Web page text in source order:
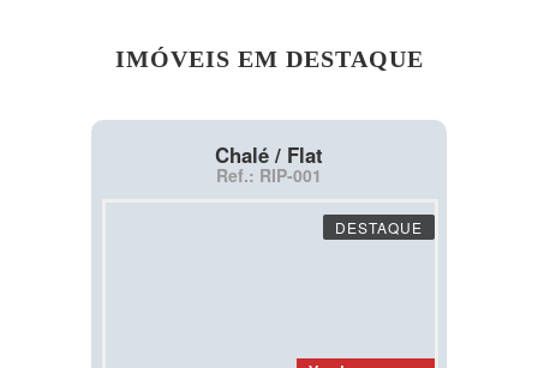
IMÓVEIS EM DESTAQUE
Chalé / Flat
Ref.: RIP-001
DESTAQUE